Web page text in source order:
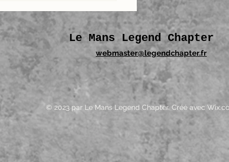
Le Mans Legend Chapter
webmaster@legendchapter.fr
© 2023 par Le Mans Legend Chapter. Créé avec